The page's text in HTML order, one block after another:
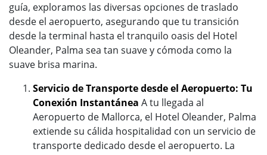
guía, exploramos las diversas opciones de traslado
desde el aeropuerto, asegurando que tu transición
desde la terminal hasta el tranquilo oasis del Hotel
Oleander, Palma sea tan suave y cómoda como la
suave brisa marina.
Servicio de Transporte desde el Aeropuerto: Tu
Conexión Instantánea A tu llegada al
Aeropuerto de Mallorca, el Hotel Oleander, Palma
extiende su cálida hospitalidad con un servicio de
transporte dedicado desde el aeropuerto. La